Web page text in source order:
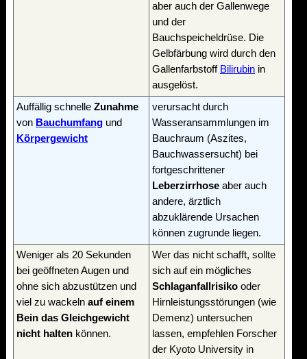
aber auch der Gallenwege
und der
Bauchspeicheldrüse. Die
Gelbfärbung wird durch den
Gallenfarbstoff Bilirubin in
ausgelöst.
Auffällig schnelle Zunahme
von Bauchumfang und
Körpergewicht
verursacht durch
Wasseransammlungen im
Bauchraum (Aszites,
Bauchwassersucht) bei
fortgeschrittener
Leberzirrhose aber auch
andere, ärztlich
abzuklärende Ursachen
können zugrunde liegen.
Weniger als 20 Sekunden
bei geöffneten Augen und
ohne sich abzustützen und
viel zu wackeln auf einem
Bein das Gleichgewicht
nicht halten können.
Wer das nicht schafft, sollte
sich auf ein mögliches
Schlaganfallrisiko oder
Hirnleistungsstörungen (wie
Demenz) untersuchen
lassen, empfehlen Forscher
der Kyoto University in